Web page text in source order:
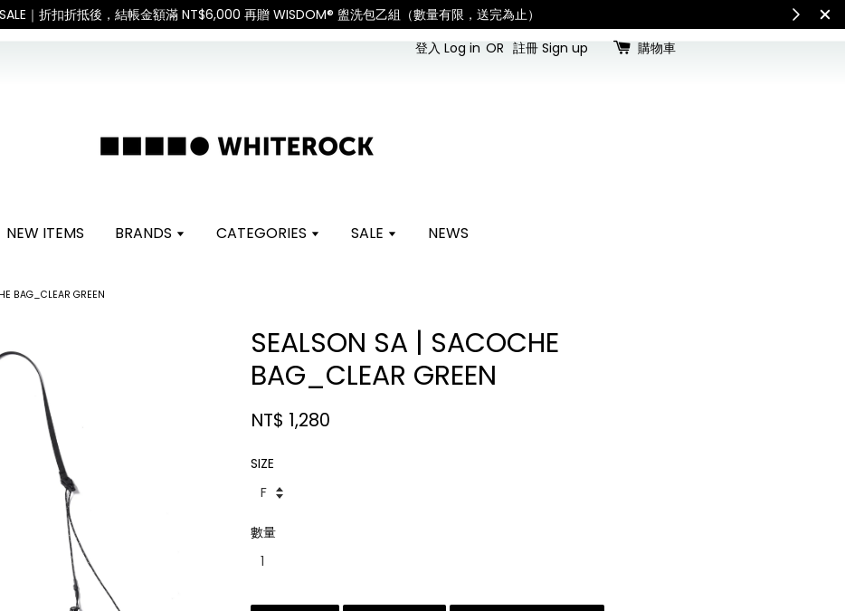
國際配送：各國進口關稅與稅費須由收件人自行負擔。」 Check for shipping updates
登入 Log in OR 註冊 Sign up 購物車
NEW ITEMS BRANDS CATEGORIES SALE NEWS
BAG_CLEAR GREEN
SEALSON SA | SACOCHE
BAG_CLEAR GREEN
NT$ 1,280
SIZE
數量